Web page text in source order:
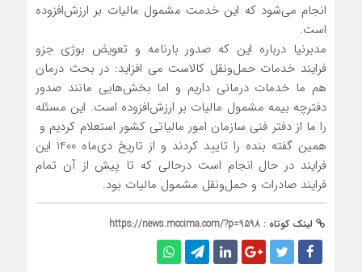
انجام می‌شود که این خدمت مشمول مالیات بر ارزش‌افزوده
است.
مدبرنیا درباره این که صدور بارنامه و تعویض بوژی جزو
فرایند خدمات حمل‌ونقل کالاست می‌ افزاید: در بحث درمان
هم ما خدمات درمانی داریم و اما بخش‌هایی مانند صدور
دفترچه بیمه مشمول مالیات بر ارزش‌افزوده است. این مسئله
را ما از دفتر فنی سازمان امور مالیاتی کشور استعلام کردیم و
همین گفته بنده را تایید کردند و از تاریخ دی‌ماه 1400 این
فرایند در حال انجام است درحالی ‌که تا پیش از آن تمام
فرایند صادرات و حمل‌ونقل مشمول مالیات بود.
لینک کوتاه : https://news.mccima.com/?p=9598